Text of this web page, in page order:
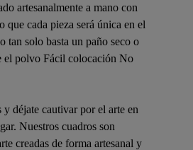
artesanalmente a mano con
que cada pieza será única en el
tan solo basta un paño seco o
el polvo Fácil colocación No
y déjate cautivar por el arte en
Nuestros cuadros son
creadas de forma artesanal y